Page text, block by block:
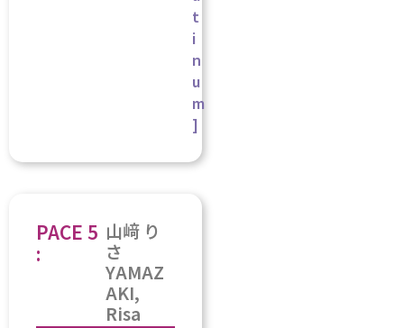
t
i
n
u
m
]
PACE 5
:
山﨑 り
さ
YAMAZ
AKI,
Risa